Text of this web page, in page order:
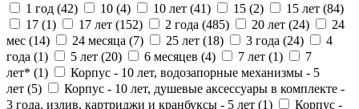
1 год (42) 10 (4) 10 лет (41) 15 (2) 15 лет (84)
17 (1) 17 лет (152) 2 года (485) 20 лет (24)
24
мес (14) 24 месяца (7) 25 лет (18) 3 года (24)
4
года (1) 5 лет (20) 6 месяцев (4) 7 лет (1)
7
лет* (1)
Корпус - 10 лет, водозапорные механизмы - 5
лет (5)
Корпус - 10 лет, душевые аксессуары в комплекте -
3 года, излив, картриджи и кранбуксы - 5 лет (1) Корпус -